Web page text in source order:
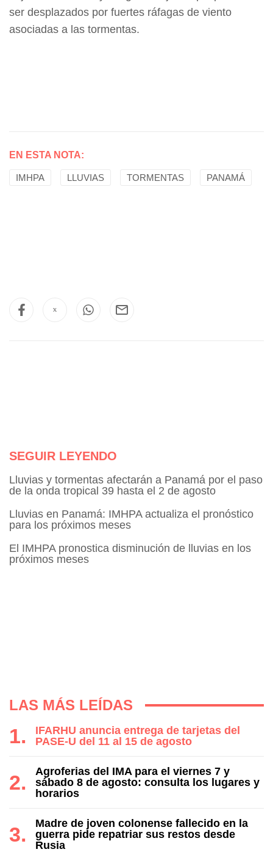
ser desplazados por fuertes ráfagas de viento
asociadas a las tormentas.
EN ESTA NOTA:
IMHPA LLUVIAS TORMENTAS PANAMÁ
SEGUIR LEYENDO
Lluvias y tormentas afectarán a Panamá por el paso
de la onda tropical 39 hasta el 2 de agosto
Lluvias en Panamá: IMHPA actualiza el pronóstico
para los próximos meses
El IMHPA pronostica disminución de lluvias en los
próximos meses
LAS MÁS LEÍDAS
IFARHU anuncia entrega de tarjetas del
PASE-U del 11 al 15 de agosto
Agroferias del IMA para el viernes 7 y
sábado 8 de agosto: consulta los lugares y
horarios
Madre de joven colonense fallecido en la
guerra pide repatriar sus restos desde
Rusia